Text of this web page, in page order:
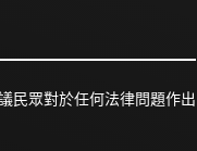
民眾對於任何法律問題作出